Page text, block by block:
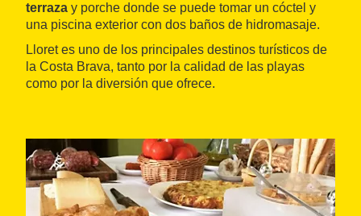
terraza y porche donde se puede tomar un cóctel y
una piscina exterior con dos baños de hidromasaje.
Lloret es uno de los principales destinos turísticos de
la Costa Brava, tanto por la calidad de las playas
como por la diversión que ofrece.